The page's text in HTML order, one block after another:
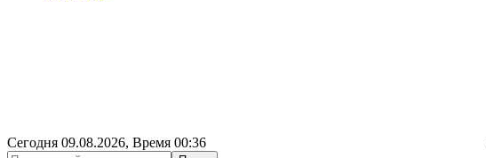
Сегодня 09.08.2026, Время 00:36